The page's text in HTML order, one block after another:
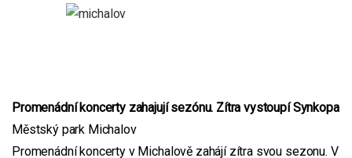
Promenádní koncerty zahajují sezónu. Zítra vystoupí Synkopa
Městský park Michalov
Promenádní koncerty v Michalově zahájí zítra svou sezonu. V